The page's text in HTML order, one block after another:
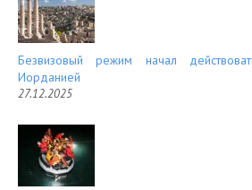
Безвизовый режим начал
Иорданией
27.12.2025